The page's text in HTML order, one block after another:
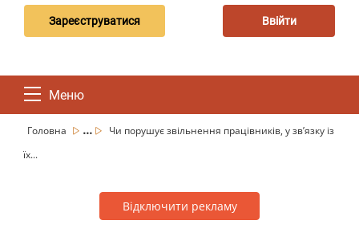
Зареєструватися Ввійти
Меню
Головна ...
Чи порушує звільнення працівників, у зв’язку із
їх...
Відключити рекламу